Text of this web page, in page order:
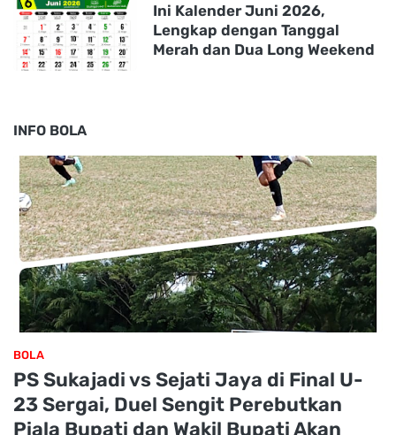
Ini Kalender Juni 2026,
Lengkap dengan Tanggal
Merah dan Dua Long Weekend
INFO BOLA
BOLA
PS Sukajadi vs Sejati Jaya di Final U-
23 Sergai, Duel Sengit Perebutkan
Piala Bupati dan Wakil Bupati Akan